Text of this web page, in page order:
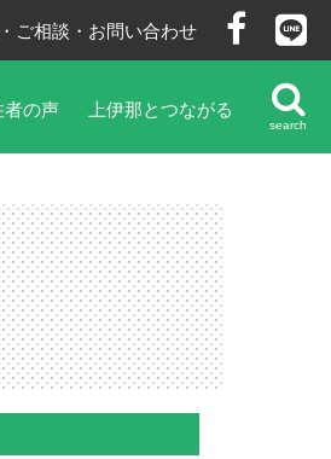
ご相談・お問い合わせ
者の声 上伊那とつながる
search